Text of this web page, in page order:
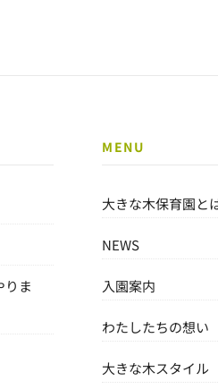
りま
MENU
大きな木保育園と
NEWS
入園案内
わたしたちの想い
大きな木スタイル